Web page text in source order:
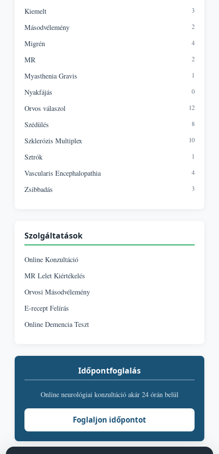
Kiemelt 3
Másodvélemény 2
Migrén 4
MR 2
Myasthenia Gravis 1
Nyakfájás 0
Orvos válaszol 12
Szédülés 8
Szklerózis Multiplex 10
Sztrók 1
Vascularis Encephalopathia 4
Zsibbadás 3
Szolgáltatások
Online Konzultáció
MR Lelet Kiértékelés
Orvosi Másodvélemény
E-recept Felírás
Online Demencia Teszt
Időpontfoglalás
Online neurológiai konzultáció akár 24 órán belül
Foglaljon időpontot